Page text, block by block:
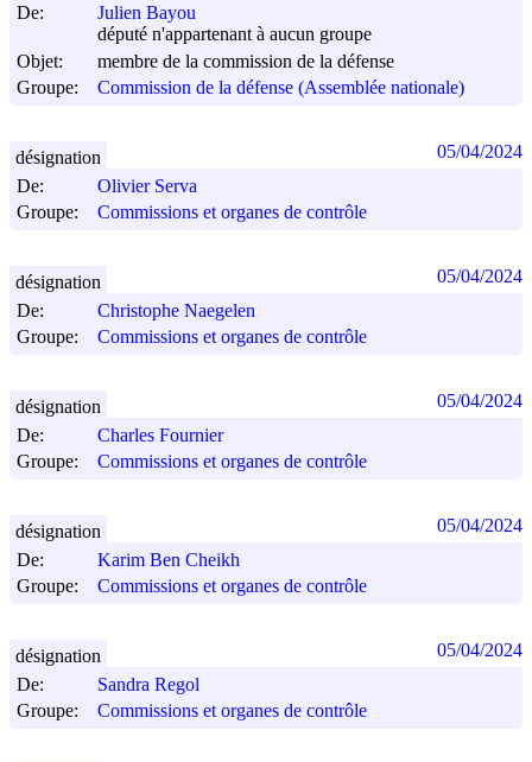
De:
Julien Bayou
député n'appartenant à aucun groupe
Objet:
membre de la commission de la défense
Groupe:
Commission de la défense (Assemblée nationale)
De:
Olivier Serva
Groupe:
Commissions et organes de contrôle
désignation 05/04/2024
De:
Christophe Naegelen
Groupe:
Commissions et organes de contrôle
désignation 05/04/2024
De:
Charles Fournier
Groupe:
Commissions et organes de contrôle
désignation 05/04/2024
De:
Karim Ben Cheikh
Groupe:
Commissions et organes de contrôle
désignation 05/04/2024
De:
Sandra Regol
Groupe:
Commissions et organes de contrôle
désignation 05/04/2024